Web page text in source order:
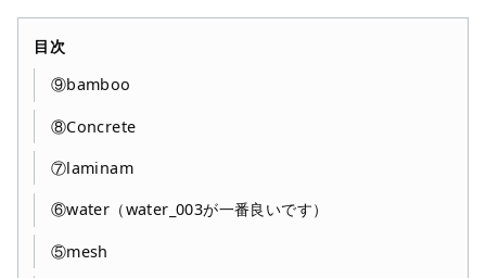
目次
⑨bamboo
⑧Concrete
⑦laminam
⑥water（water_003が一番良いです）
⑤mesh